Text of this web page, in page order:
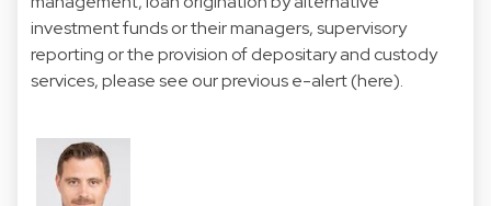
investment funds or their managers, supervisory
reporting or the provision of depositary and custody
services, please see our previous e-alert (here).